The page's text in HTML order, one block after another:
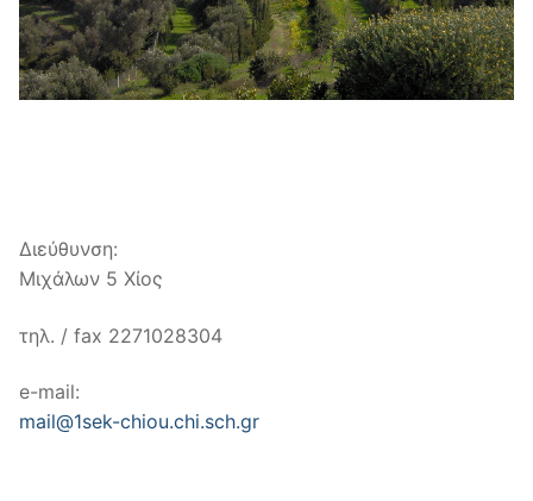
Διεύθυνση:
Μιχάλων 5 Χίος
τηλ. / fax 2271028304
e-mail:
mail@1sek-chiou.chi.sch.gr